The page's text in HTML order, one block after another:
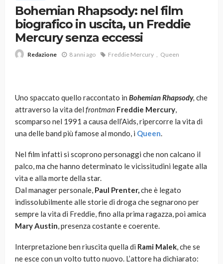
Bohemian Rhapsody: nel film
biografico in uscita, un Freddie
Mercury senza eccessi
Redazione 8 anni ago Freddie Mercury Queen
Uno spaccato quello raccontato in Bohemian Rhapsody, che
attraverso la vita del frontman Freddie Mercury,
scomparso nel 1991 a causa dell’Aids, ripercorre la vita di
una delle band più famose al mondo, i Queen.
Nel film infatti si scoprono personaggi che non calcano il
palco, ma che hanno determinato le vicissitudini legate alla
vita e alla morte della star.
Dal manager personale, Paul Prenter,che è legato
indissolubilmente alle storie di droga che segnarono per
sempre la vita di Freddie, fino alla prima ragazza, poi amica
Mary Austin, presenza costante e coerente.
Interpretazione ben riuscita quella di Rami Malek, che se
ne esce con un volto tutto nuovo. L’attore ha dichiarato: